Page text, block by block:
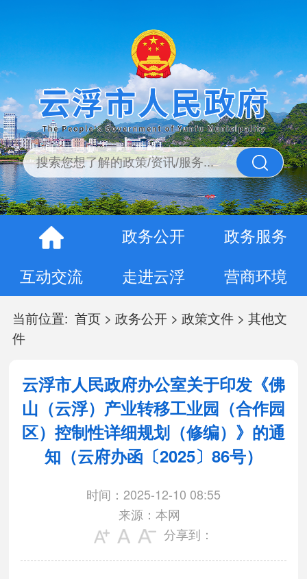
政务公开
政务服务
互动交流
走进云浮 营商环境
当前位置: 首页> 政务公开> 政策文件> 其他文
件
云浮市人民政府办公室关于印发《佛
山（云浮）产业转移工业园（合作园
区）控制性详细规划（修编）》的通
知（云府办函〔2025〕86号）
时间：2025-12-10 08:55
来源：本网
分享到：